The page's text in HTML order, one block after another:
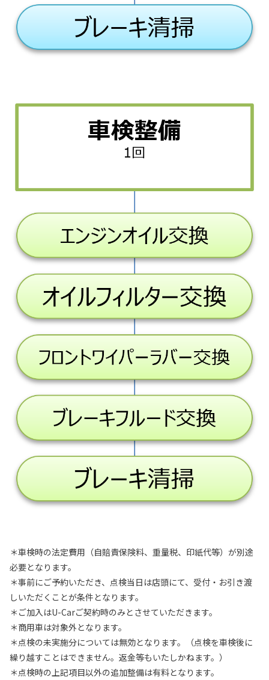
＊車検時の法定費用（自賠責保険料、重量税、印紙代等）が別途
必要となります。
＊事前にご予約いただき、点検当日は店頭にて、受付・お引き渡
しいただくことが条件となります。
＊ご加入はU-Carご契約時のみとさせていただきます。
＊商用車は対象外となります。
＊点検の未実施分については無効となります。（点検を車検後に
繰り越すことはできません。返金等もいたしかねます。）
＊点検時の上記項目以外の追加整備は有料となります。